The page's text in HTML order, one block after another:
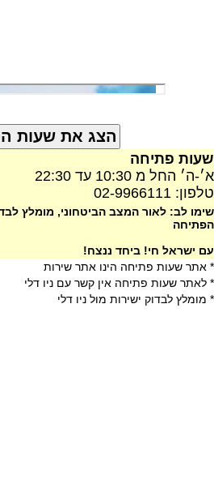
שעות פתיחה
א׳-ה׳ החל מ 10:30 עד 22:30
טלפון: 02-9966111
שימו לב: לאור המצב הביטחוני, מומלץ
הפתיחה
עם ישראל חי! ביחד ננצח!
* אתר שעות פתיחה הינו אתר שירות
* לאתר שעות פתיחה אין קשר עם ניו דלי
* מומלץ לבדוק ישירות מול ניו דלי